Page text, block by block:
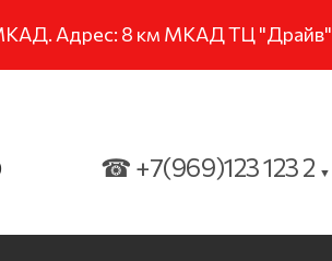
Адрес: 8 км МКАД ТЦ "Драйв"
☎ +7(969)123 123 2 ▼